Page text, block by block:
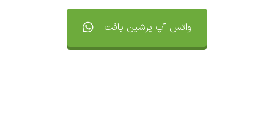
واتس آپ پرشین بافت